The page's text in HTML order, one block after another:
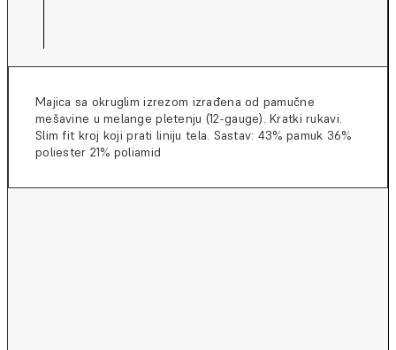
Majica sa okruglim izrezom izrađena od pamučne
mešavine u melange pletenju (12-gauge). Kratki rukavi.
Slim fit kroj koji prati liniju tela. Sastav: 43% pamuk 36%
poliester 21% poliamid